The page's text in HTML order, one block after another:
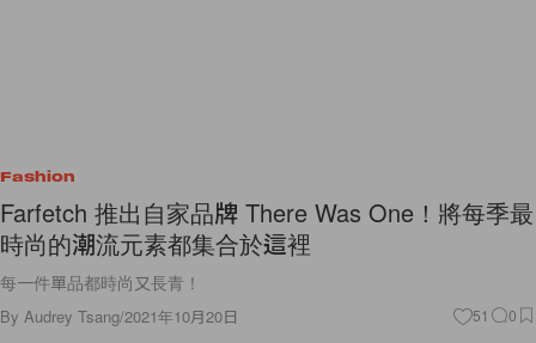
Farfetch 推出自家品牌 There Was One！將每季最
時尚的潮流元素都集合於這裡
每一件單品都時尚又長青！
ByAudrey Tsang/2021年10月20日